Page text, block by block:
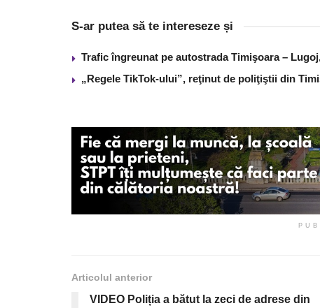
S-ar putea să te intereseze și
Trafic îngreunat pe autostrada Timişoara –
„Regele TikTok-ului”, reţinut de poliţiştii din
Articolul anterior
VIDEO Poliția a bătut la zeci de adrese din